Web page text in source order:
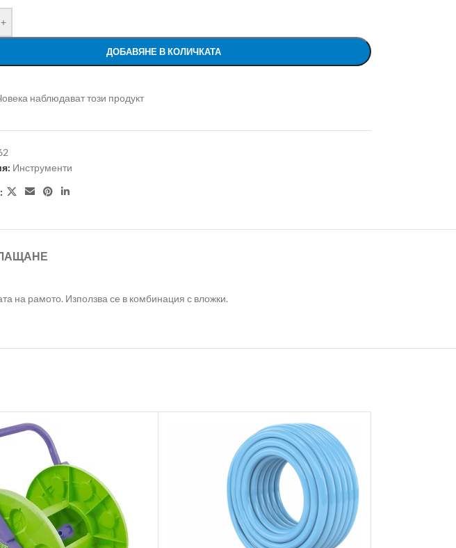
+
ДОБАВЯНЕ В КОЛИЧКАТА
наблюдават този продукт
Инструменти
на рамото. Използва се в комбинация с вложки.